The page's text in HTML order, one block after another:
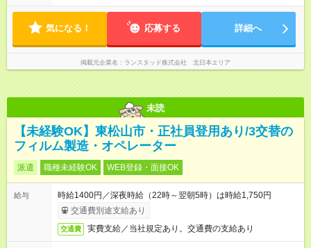
気になる！ 応募する 詳細へ
掲載元企業名 ランスタッド株式会社 北日本エリア
未読
【未経験OK】東松山市・正社員登用あり/3交替の
フィルム製造・オペレーター
派遣 職種未経験OK WEB登録・面接OK
給与
時給1400円／深夜時給（22時～翌朝5時）は時給1,750円
交通費別途支給あり
交通費 実費支給／当社規定あり。交通費の支給あり